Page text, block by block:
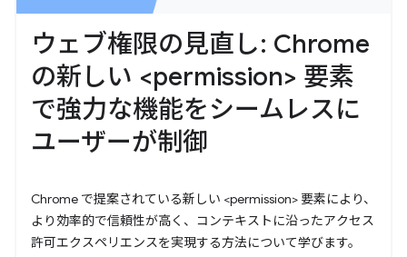
ウェブ権限の見直し: Chrome
の新しい <permission> 要素
で強力な機能をシームレスに
ユーザーが制御
Chrome で提案されている新しい <permission> 要素により、
より効率的で信頼性が高く、コンテキストに沿ったアクセス
許可エクスペリエンスを実現する方法について学びます。